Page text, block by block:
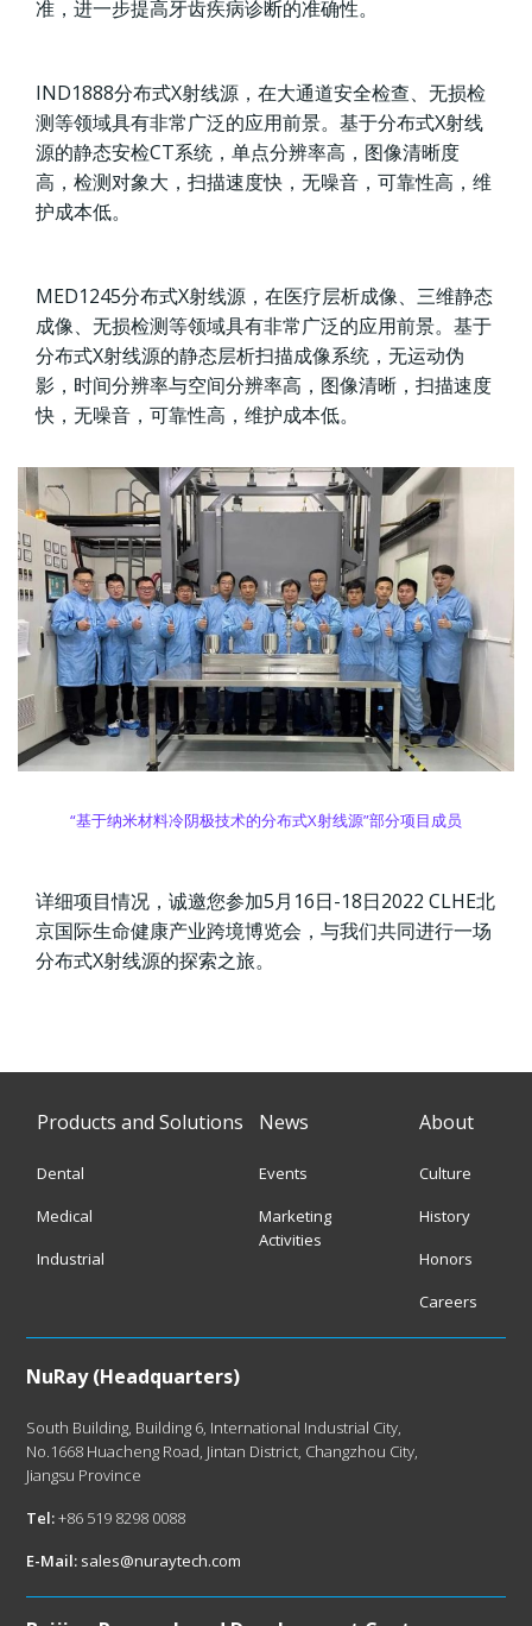
准，进一步提高牙齿疾病诊断的准确性。
IND1888分布式X射线源，在大通道安全检查、无损检
测等领域具有非常广泛的应用前景。基于分布式X射线
源的静态安检CT系统，单点分辨率高，图像清晰度
高，检测对象大，扫描速度快，无噪音，可靠性高，维
护成本低。
MED1245分布式X射线源，在医疗层析成像、三维静态
成像、无损检测等领域具有非常广泛的应用前景。基于
分布式X射线源的静态层析扫描成像系统，无运动伪
影，时间分辨率与空间分辨率高，图像清晰，扫描速度
快，无噪音，可靠性高，维护成本低。
“基于纳米材料冷阴极技术的分布式X射线源”部分项目成员
详细项目情况，诚邀您参加5月16日-18日2022 CLHE北
京国际生命健康产业跨境博览会，与我们共同进行一场
分布式X射线源的探索之旅。
Products and Solutions
Dental
Medical
Industrial
News
Events
Marketing
Activities
About
Culture
History
Honors
Careers
NuRay (Headquarters)
South Building, Building 6, International Industrial City,
No.1668 Huacheng Road, Jintan District, Changzhou City,
Jiangsu Province
Tel:+86 519 8298 0088
E-Mail: sales@nuraytech.com